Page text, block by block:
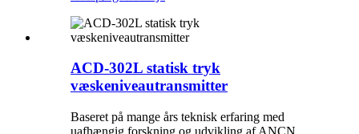
ACD-302L statisk tryk
væskeniveautransmitter
Baseret på mange års teknisk erfaring med
uafhængig forskning og udvikling af ANCN